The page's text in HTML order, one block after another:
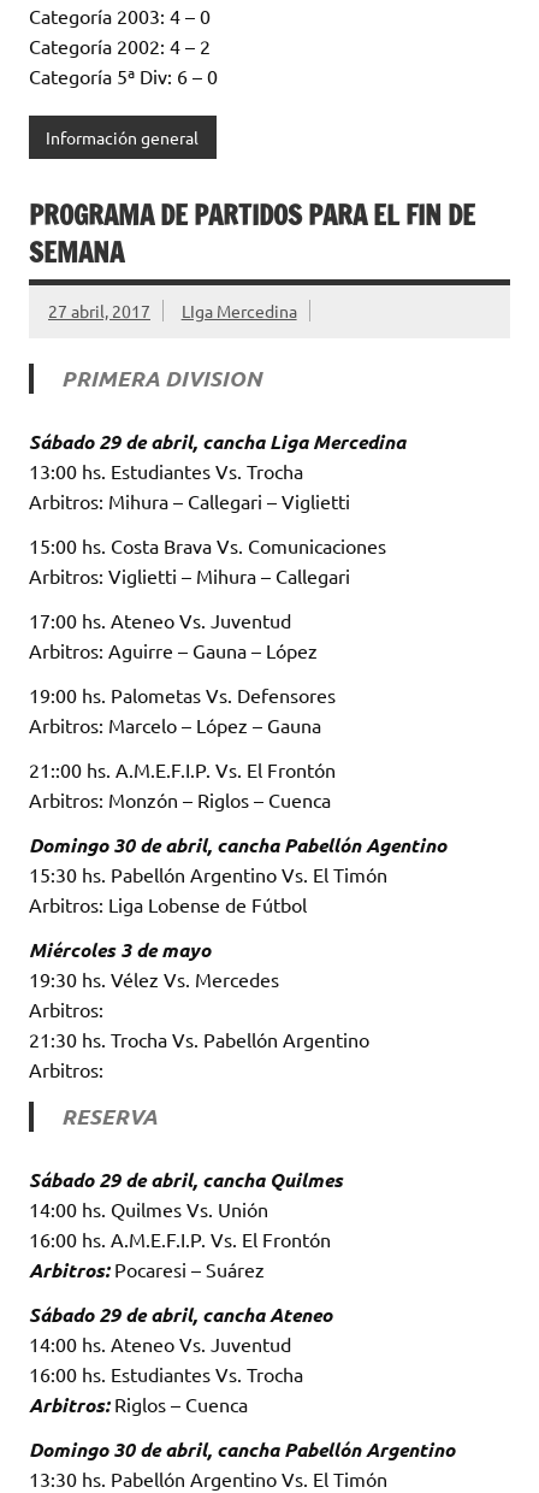
Categoría 2003: 4 – 0
Categoría 2002: 4 – 2
Categoría 5ª Div: 6 – 0
Información general
PROGRAMA DE PARTIDOS PARA EL FIN DE
SEMANA
27 abril, 2017 LIga Mercedina
PRIMERA DIVISION
Sábado 29 de abril, cancha Liga Mercedina
13:00 hs. Estudiantes Vs. Trocha
Arbitros: Mihura – Callegari – Viglietti
15:00 hs. Costa Brava Vs. Comunicaciones
Arbitros: Viglietti – Mihura – Callegari
17:00 hs. Ateneo Vs. Juventud
Arbitros: Aguirre – Gauna – López
19:00 hs. Palometas Vs. Defensores
Arbitros: Marcelo – López – Gauna
21::00 hs. A.M.E.F.I.P. Vs. El Frontón
Arbitros: Monzón – Riglos – Cuenca
Domingo 30 de abril, cancha Pabellón Agentino
15:30 hs. Pabellón Argentino Vs. El Timón
Arbitros: Liga Lobense de Fútbol
Miércoles 3 de mayo
19:30 hs. Vélez Vs. Mercedes
Arbitros:
21:30 hs. Trocha Vs. Pabellón Argentino
Arbitros:
RESERVA
Sábado 29 de abril, cancha Quilmes
14:00 hs. Quilmes Vs. Unión
16:00 hs. A.M.E.F.I.P. Vs. El Frontón
Arbitros:Pocaresi – Suárez
Sábado 29 de abril, cancha Ateneo
14:00 hs. Ateneo Vs. Juventud
16:00 hs. Estudiantes Vs. Trocha
Arbitros:Riglos – Cuenca
Domingo 30 de abril, cancha Pabellón Argentino
13:30 hs. Pabellón Argentino Vs. El Timón